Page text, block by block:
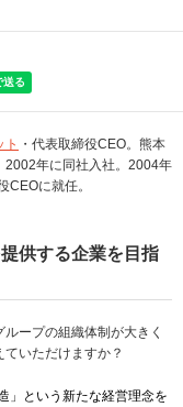
ト ・代表取締役CEO。熊本
2002年に同社入社。2004年
CEOに就任。
供する企業を目指
ループの組織体制が大きく
いただけますか？
」という新たな経営理念を